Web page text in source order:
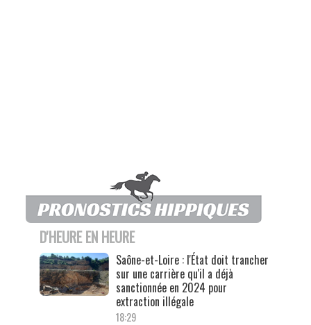
D'HEURE EN HEURE
Saône-et-Loire : l'État doit trancher
sur une carrière qu'il a déjà
sanctionnée en 2024 pour
extraction illégale
18:29